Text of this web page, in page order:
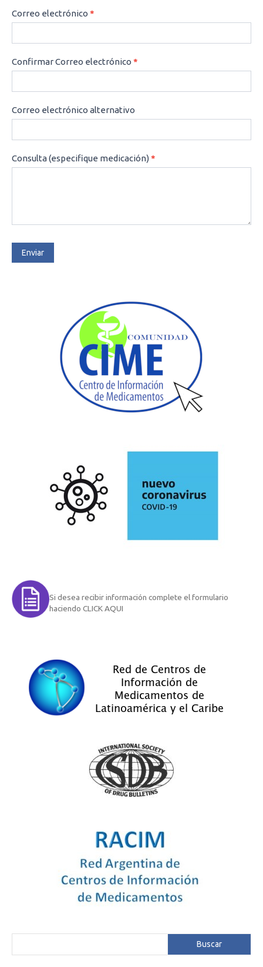
Correo electrónico *
Confirmar Correo electrónico *
Correo electrónico alternativo
Consulta (especifique medicación)*
Enviar
Si desea recibir información complete el formulario
haciendo CLICK AQUI
Buscar